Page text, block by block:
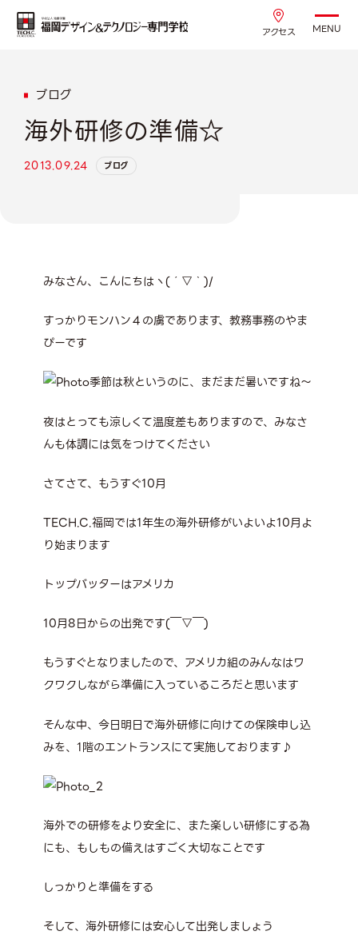
アクセス MENU
ブログ
海外研修の準備☆
2013.09.24 ブログ
みなさん、こんにちはヽ(´▽｀)/
すっかりモンハン４の虜であります、教務事務のやま
ぴーです
季節は秋というのに、まだまだ暑いですね～
夜はとっても涼しくて温度差もありますので、みなさ
んも体調には気をつけてください
さてさて、もうすぐ10月
TECH.C.福岡では1年生の海外研修がいよいよ10月よ
り始まります
トップバッターはアメリカ
10月8日からの出発です(￣▽￣)
もうすぐとなりましたので、アメリカ組のみんなはワ
クワクしながら準備に入っているころだと思います
そんな中、今日明日で海外研修に向けての保険申し込
みを、1階のエントランスにて実施しております♪
海外での研修をより安全に、また楽しい研修にする為
にも、もしもの備えはすごく大切なことです
しっかりと準備をする
そして、海外研修には安心して出発しましょう